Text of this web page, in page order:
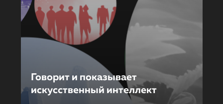
Говорит и показывает
искусственный интеллект